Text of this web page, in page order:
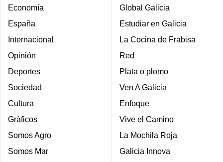
Economía
España
Internacional
Opinión
Deportes
Sociedad
Cultura
Gráficos
Somos Agro
Somos Mar
Global Galicia
Estudiar en Galicia
La Cocina de Frabisa
Red
Plata o plomo
Ven A Galicia
Enfoque
Vive el Camino
La Mochila Roja
Galicia Innova